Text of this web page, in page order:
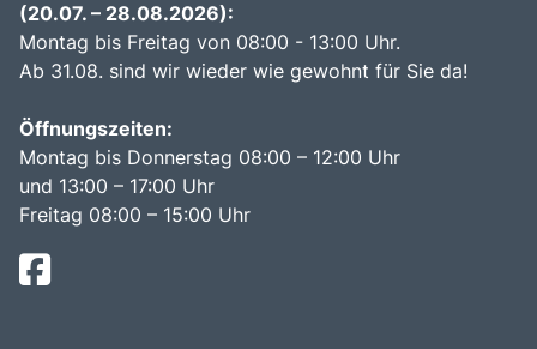
(20.07. – 28.08.2026):
Montag bis Freitag von 08:00 - 13:00 Uhr.
Ab 31.08. sind wir wieder wie gewohnt für Sie da!
Öffnungszeiten:
Montag bis Donnerstag 08:00 – 12:00 Uhr
und 13:00 – 17:00 Uhr
Freitag 08:00 – 15:00 Uhr